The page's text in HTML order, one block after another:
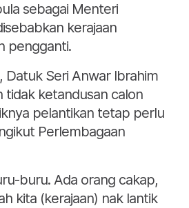
sebagai Menteri
kerajaan
pengganti.
Datuk Seri Anwar Ibrahim
tidak ketandusan calon
pelantikan tetap perlu
Perlembagaan
buru. Ada orang cakap,
kita (kerajaan) nak lantik